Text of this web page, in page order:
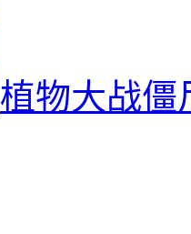
植物大战僵